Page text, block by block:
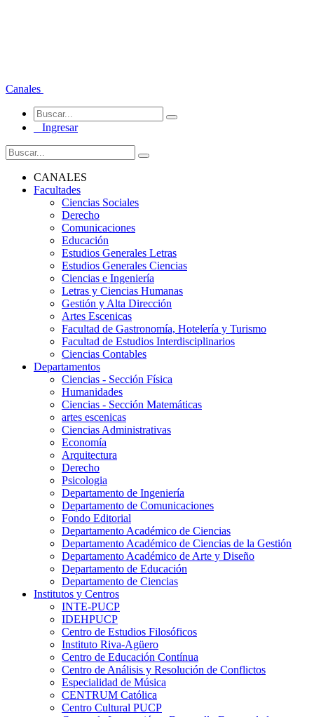
Canales
Ingresar
CANALES
Facultades
Ciencias Sociales
Derecho
Comunicaciones
Educación
Estudios Generales Letras
Estudios Generales Ciencias
Ciencias e Ingeniería
Letras y Ciencias Humanas
Gestión y Alta Dirección
Artes Escenicas
Facultad de Gastronomía, Hotelería y Turismo
Facultad de Estudios Interdisciplinarios
Ciencias Contables
Departamentos
Ciencias - Sección Física
Humanidades
Ciencias - Sección Matemáticas
artes escenicas
Ciencias Administrativas
Economía
Arquitectura
Derecho
Psicologia
Departamento de Ingeniería
Departamento de Comunicaciones
Fondo Editorial
Departamento Académico de Ciencias
Departamento Académico de Ciencias de la Gestión
Departamento Académico de Arte y Diseño
Departamento de Educación
Departamento de Ciencias
Institutos y Centros
INTE-PUCP
IDEHPUCP
Centro de Estudios Filosóficos
Instituto Riva-Agüero
Centro de Educación Contínua
Centro de Análisis y Resolución de Conflictos
Especialidad de Música
CENTRUM Católica
Centro Cultural PUCP